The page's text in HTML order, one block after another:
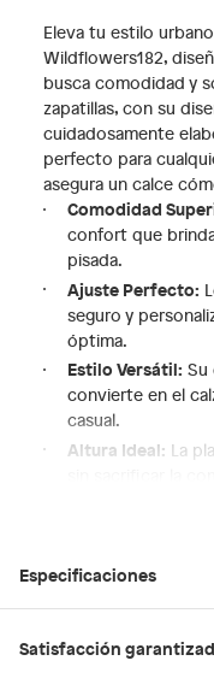
Eleva tu estilo
Wildflowers182,
busca comodidad y
zapatillas, con su
cuidadosamente
perfecto para
asegura un calce
Comodidad
confort que
pisada.
Ajuste Perfecto:
seguro y
óptima.
Estilo Versátil: Su
convierte en el
casual.
Altura Ideal: La
Durabilidad
Con las zapatillas
la moda, sino que
Especificaciones
Hecho en
Satisfacción